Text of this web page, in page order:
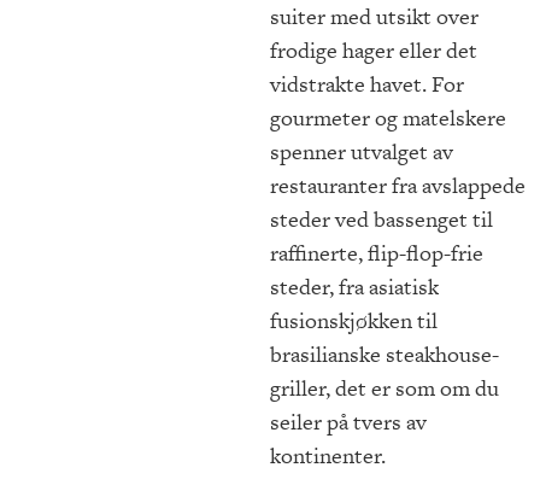
suiter med utsikt over
frodige hager eller det
vidstrakte havet. For
gourmeter og matelskere
spenner utvalget av
restauranter fra avslappede
steder ved bassenget til
raffinerte, flip-flop-frie
steder, fra asiatisk
fusionskjøkken til
brasilianske steakhouse-
griller, det er som om du
seiler på tvers av
kontinenter.